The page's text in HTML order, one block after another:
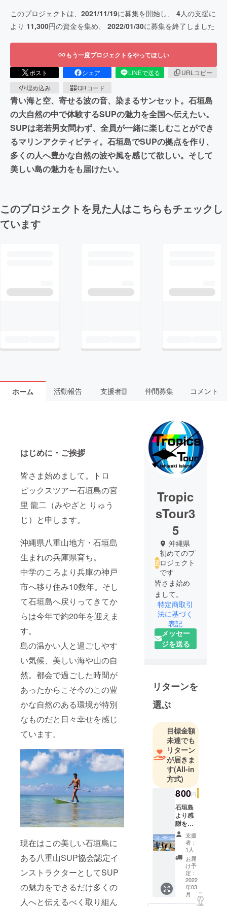
このプロジェクトは、 2021/11/19に募集を開始し、 4人の支援に
より 11,300円の資金を集め、 2022/01/30に募集を終了しました
もう一度プロジェクトをやってほしい
ポスト シェア LINEで送る
URLコピー
埋め込み
QRコード
青い海と空、寄せる波の音、染まるサンセット。石垣島
の大自然の中で体験するSUPの魅力を全国へ伝えたい。
SUPは老若男女問わず、全員が一緒に楽しむことができ
るマリンアクティビティ。石垣島でSUPの拠点を作り、
多くの人へ豊かな自然の波や風を感じて欲しい。そして
美しい島の魅力をも届けたい。
このプロジェクトを見た人はこちらもチェックし
ています
ホーム 活動報告 支援者4 仲間募集 コメント
はじめに・ご挨拶
皆さま始めまして。トロ
ピックスツアー石垣島の宮
里 龍二（みやざと りゅう
じ）と申します。
沖縄県八重山地方・石垣島
生まれの兵庫県育ち。
中学のころより兵庫の神戸
市へ移り住み10数年。そし
て石垣島へ戻りってきてか
らは今年で約20年を迎えま
す。
島の温かい人と過ごしやす
い気候、美しい海や山の自
然。都会で過ごした時間が
あったからこそ今のこの豊
かな自然のある環境が特別
なものだと日々幸せを感じ
ています。
現在はこの美しい石垣島に
ある八重山SUP協会認定イ
ンストラクターとしてSUP
の魅力をできるだけ多くの
人へと伝えるべく取り組ん
Tropic
sTour3
5
沖縄県
初めてのプ
ロジェクト
です
皆さま始め
特定商取引
法に基づく
表記
メッセー
ジを送る
リターンを
選ぶ
目標金額
未達でも
リターン
が届きま
す(All-in
方式)
800円
石垣島
より感
謝を込
めてお
礼の
メール
をお送
りさせ
て頂き
ます。
※金額は
自由に
支援
者：
1人
お届
け予
定：
2022
年03
月
こ
の
リ